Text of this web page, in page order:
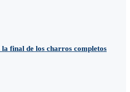
la final de los charros completos